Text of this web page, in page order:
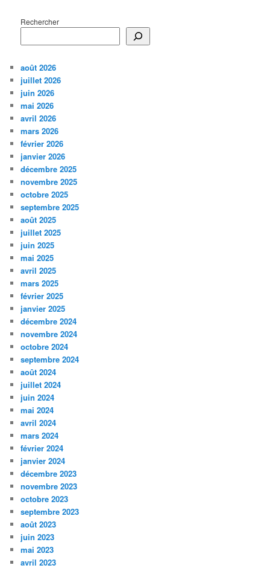
Rechercher
août 2026
juillet 2026
juin 2026
mai 2026
avril 2026
mars 2026
février 2026
janvier 2026
décembre 2025
novembre 2025
octobre 2025
septembre 2025
août 2025
juillet 2025
juin 2025
mai 2025
avril 2025
mars 2025
février 2025
janvier 2025
décembre 2024
novembre 2024
octobre 2024
septembre 2024
août 2024
juillet 2024
juin 2024
mai 2024
avril 2024
mars 2024
février 2024
janvier 2024
décembre 2023
novembre 2023
octobre 2023
septembre 2023
août 2023
juin 2023
mai 2023
avril 2023